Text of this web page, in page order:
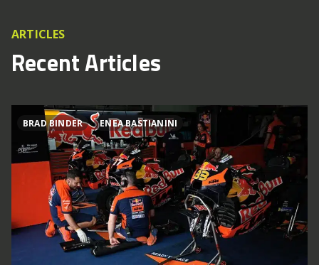
ARTICLES
Recent Articles
BRAD BINDER ENEA BASTIANINI